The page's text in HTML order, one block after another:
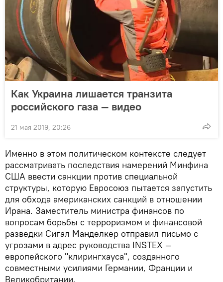
Как Украина лишается транзита
российского газа — видео
21 мая 2019, 20:26
Именно в этом политическом контексте следует
рассматривать последствия намерений Минфина
США ввести санкции против специальной
структуры, которую Евросоюз пытается запустить
для обхода американских санкций в отношении
Ирана. Заместитель министра финансов по
вопросам борьбы с терроризмом и финансовой
разведки Сигал Манделкер отправил письмо с
угрозами в адрес руководства INSTEX —
европейского "клирингхауса", созданного
совместными усилиями Германии, Франции и
Великобритании.